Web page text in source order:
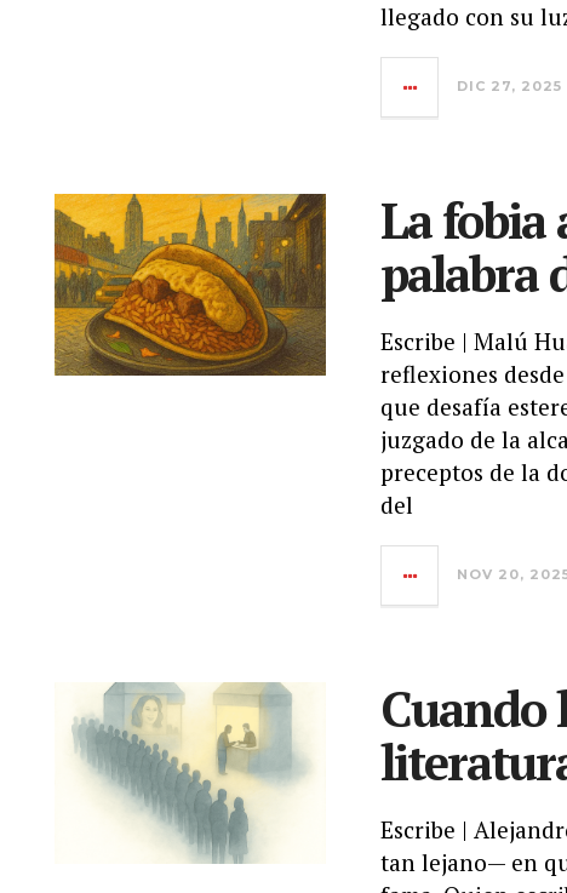
llegado con su
DIC 27, 2025
La fobia
palabra
Escribe | Malú
reflexiones
que desafía
juzgado de la
preceptos de la
del
NOV 20,
Cuando
Escribe |
tan lejano— en